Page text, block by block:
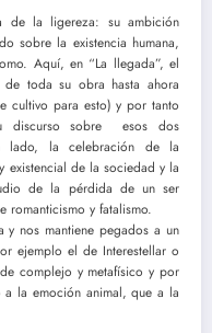
de la ligereza: su ambición
sobre la existencia humana,
Aquí, en “La llegada”, el
toda su obra hasta ahora
cultivo para esto) y por tanto
discurso sobre esos dos
lado, la celebración de la
existencial de la sociedad y la
de la pérdida de un ser
y fatalismo.
y nos mantiene pegados a un
ejemplo el de Interestellar o
complejo y metafísico y por
a la emoción animal, que a la